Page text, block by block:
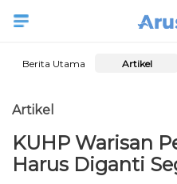
Berita Utama Artikel
Artikel
KUHP Warisan
Harus Diganti